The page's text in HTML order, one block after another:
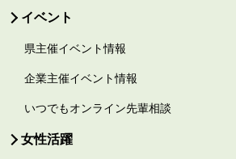
イベント
県主催イベント情報
企業主催イベント情報
いつでもオンライン先輩相談
女性活躍